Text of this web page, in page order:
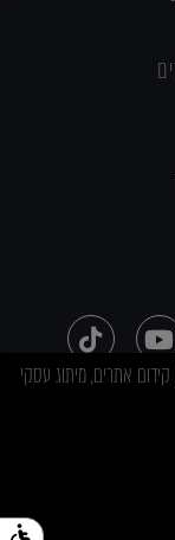
אתרים, מיתוג עסקי